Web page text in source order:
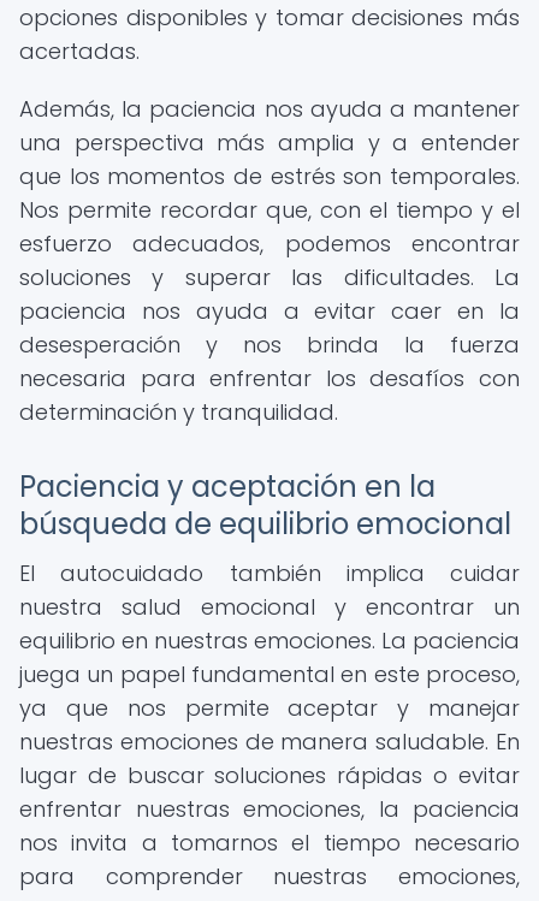
opciones disponibles y tomar decisiones más
acertadas.
Además, la paciencia nos ayuda a mantener
una perspectiva más amplia y a entender
que los momentos de estrés son temporales.
Nos permite recordar que, con el tiempo y el
esfuerzo adecuados, podemos encontrar
soluciones y superar las dificultades. La
paciencia nos ayuda a evitar caer en la
desesperación y nos brinda la fuerza
necesaria para enfrentar los desafíos con
determinación y tranquilidad.
Paciencia y aceptación en la
búsqueda de equilibrio emocional
El autocuidado también implica cuidar
nuestra salud emocional y encontrar un
equilibrio en nuestras emociones. La paciencia
juega un papel fundamental en este proceso,
ya que nos permite aceptar y manejar
nuestras emociones de manera saludable. En
lugar de buscar soluciones rápidas o evitar
enfrentar nuestras emociones, la paciencia
nos invita a tomarnos el tiempo necesario
para comprender nuestras emociones,